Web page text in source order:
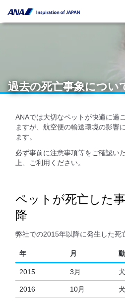
過去の死亡事象につい
ANAでは大切なペットが快適に過
ますが、航空便の輸送環境の影響
ます。
必ず事前に注意事項等をご確認い
上、ご利用ください。
ペットが死亡した
降
弊社での2015年以降に発生した死
年 月
2015 3月 犬
2016 10月 犬